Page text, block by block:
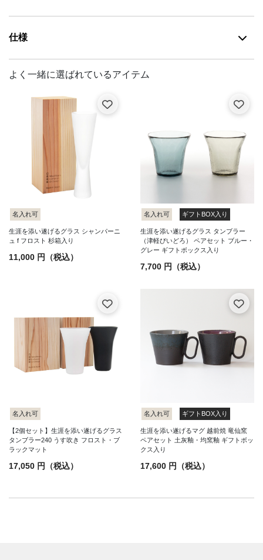
仕様
名入れ可
生涯を添い遂げるグラス シャンパーニ
ュ f フロスト 杉箱入り
11,000 円（税込）
名入れ可 ギフトBOX入り
生涯を添い遂げるグラス タンブラー
（津軽びいどろ） ペアセット ブルー・
グレー ギフトボックス入り
7,700 円（税込）
名入れ可
【2個セット】生涯を添い遂げるグラス
タンブラー240 うす吹き フロスト・ブ
ラックマット
17,050 円（税込）
名入れ可 ギフトBOX入り
生涯を添い遂げるマグ 越前焼 竜仙窯
ペアセット 土灰釉・均窯釉 ギフトボッ
クス入り
17,600 円（税込）